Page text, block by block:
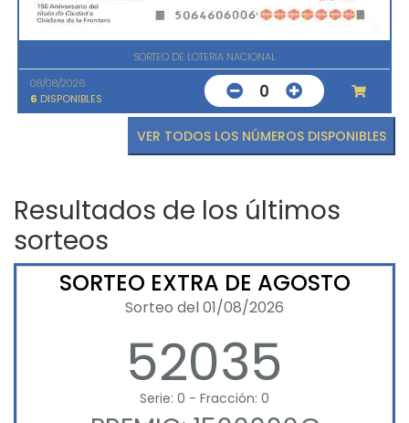
SORTEO DE LOTERIA NACIONAL
08/08/2026
6 DISPONIBLES 0
VER TODOS LOS NÚMEROS DISPONIBLES
Resultados de los últimos
sorteos
SORTEO EXTRA DE AGOSTO
Sorteo del 01/08/2026
52035
Serie: 0 - Fracción: 0